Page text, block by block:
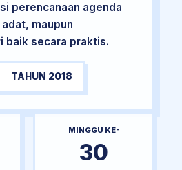
perencanaan agenda
maupun
baik secara praktis.
TAHUN 2018
MINGGU KE-
30